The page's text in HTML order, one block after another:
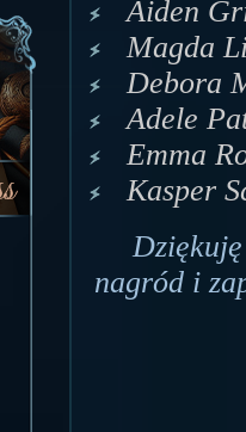
Aiden
Magda
Debora
Adele
Emma
Kasper
nagród i